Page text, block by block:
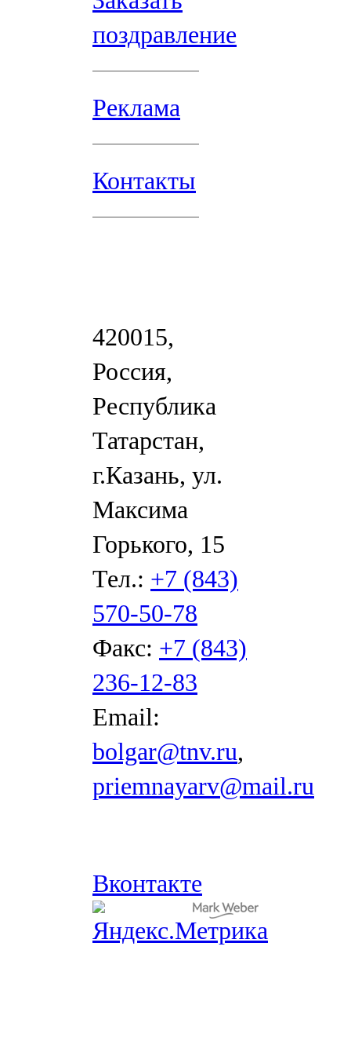
поздравление
Реклама
Контакты
420015,
Россия,
Республика
Татарстан,
г.Казань, ул.
Максима
Горького, 15
Тел.: +7 (843)
570-50-78
Факс: +7 (843)
236-12-83
Email:
bolgar@tnv.ru,
priemnayarv@mail.ru
Вконтакте